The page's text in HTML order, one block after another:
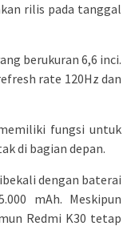
rilis pada tanggal
berukuran 6,6 inci.
rate 120Hz dan
fungsi untuk
di bagian depan.
dengan baterai
mAh. Meskipun
Redmi K30 tetap